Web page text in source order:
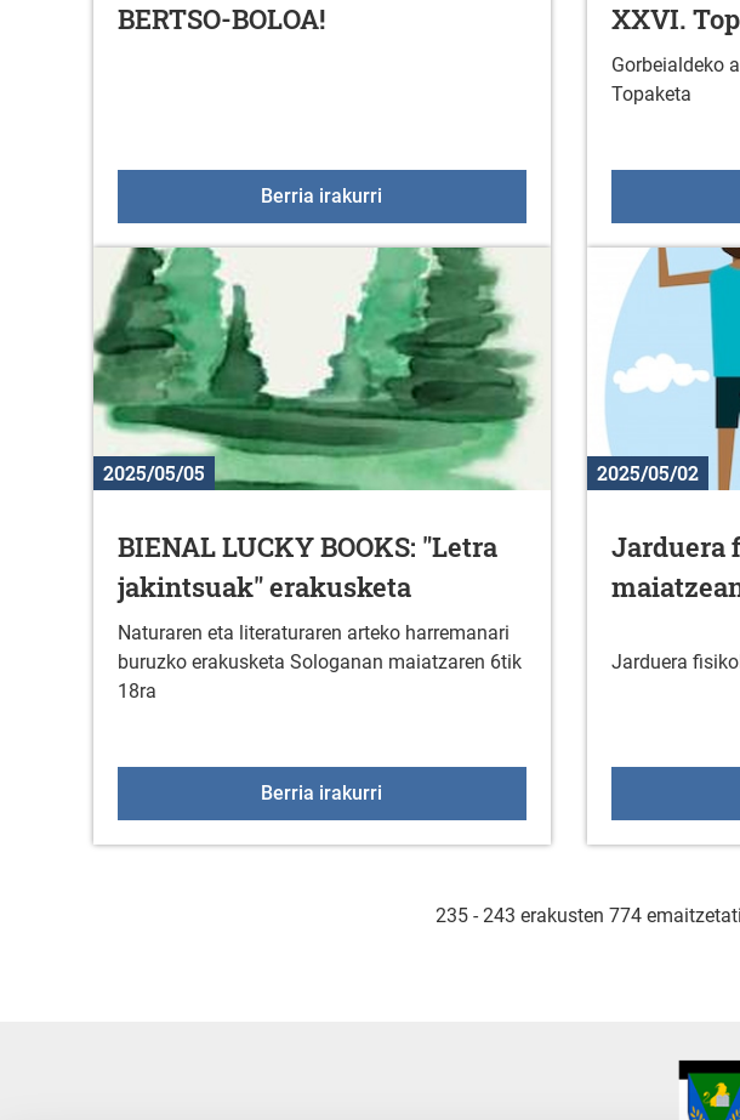
BERTSO-BOLOA!
Berria irakurri Euskaraldia: larunbat honetan, BERTSO-
XXVI.
Gorbeialdeko
Topaketa
2025/05/05
BIENAL LUCKY BOOKS: "Letra
jakintsuak" erakusketa
Naturaren eta literaturaren arteko harremanari
buruzko erakusketa Sologanan maiatzaren 6tik
18ra
Berria irakurri BIENAL LUCKY BOOKS: "Letra
2025/05/02
Jarduera
Jarduera
235 - 243 erakusten 774